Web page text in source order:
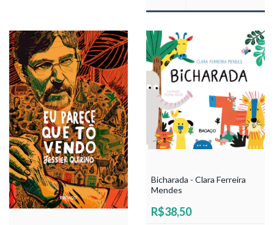
Bicharada - Clara Ferreira
Mendes
R$38,50